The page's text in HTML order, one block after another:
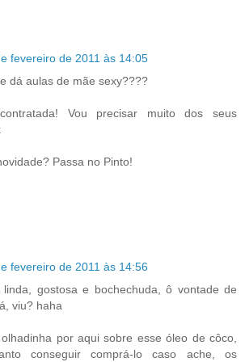
fevereiro de 2011 às 14:05
dá aulas de mãe sexy????
Vou precisar muito dos seus
Passa no Pinto!
fevereiro de 2011 às 14:56
linda, gostosa e bochechuda, ô vontade de
viu? haha
por aqui sobre esse óleo de côco,
conseguir comprá-lo caso ache, os